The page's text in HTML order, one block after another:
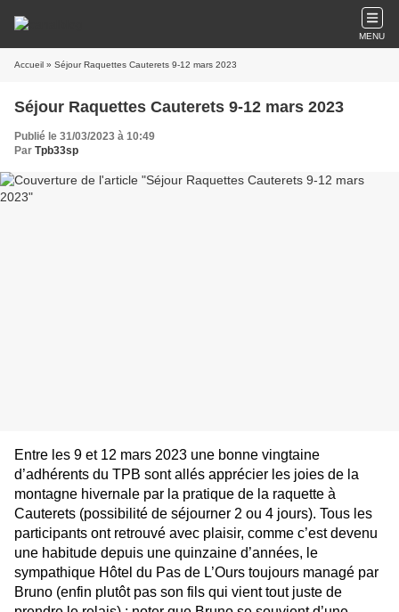
MENU
Accueil » Séjour Raquettes Cauterets 9-12 mars 2023
Séjour Raquettes Cauterets 9-12 mars 2023
Publié le 31/03/2023 à 10:49
Par Tpb33sp
Entre les 9 et 12 mars 2023 une bonne vingtaine
d’adhérents du TPB sont allés apprécier les joies de la
montagne hivernale par la pratique de la raquette à
Cauterets (possibilité de séjourner 2 ou 4 jours). Tous les
participants ont retrouvé avec plaisir, comme c’est devenu
une habitude depuis une quinzaine d’années, le
sympathique Hôtel du Pas de L’Ours toujours managé par
Bruno (enfin plutôt pas son fils qui vient tout juste de